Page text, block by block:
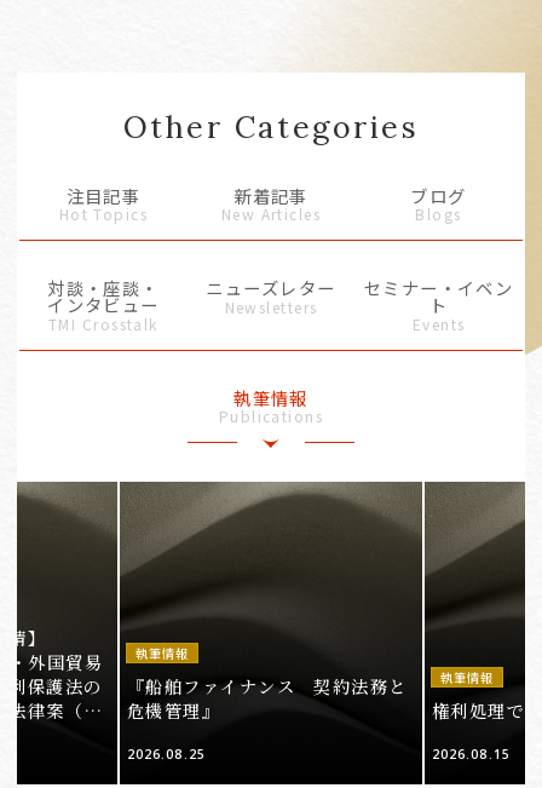
Other Categories
注目記事
Hot Topics
新着記事
New Articles
ブログ
Blogs
対談・座談・
インタビュー
TMI Crosstalk
ニューズレター
Newsletters
セミナー・イベン
ト
Events
執筆情報
Publications
】
外国貿易
利保護法の
法律案（そ
執筆情報
『船舶ファイナンス 契約法務と
危機管理』
2026.08.25
執筆情報
権利処理で
2026.08.15